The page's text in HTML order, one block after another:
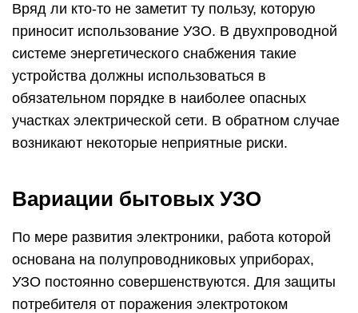
Вряд ли кто-то не заметит ту пользу, которую
приносит использование УЗО. В двухпроводной
системе энергетического снабжения такие
устройства должны использоваться в
обязательном порядке в наиболее опасных
участках электрической сети. В обратном случае
возникают некоторые неприятные риски.
Вариации бытовых УЗО
По мере развития электроники, работа которой
основана на полупроводниковых уприборах,
УЗО постоянно совершенствуются. Для защиты
потребителя от поражения электротоком